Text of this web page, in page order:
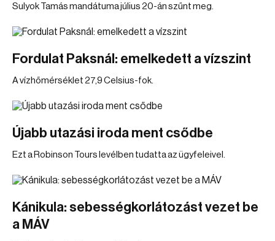
Sulyok Tamás mandátuma július 20-án szűnt meg.
Fordulat Paksnál: emelkedett a vízszint
A vízhőmérséklet 27,9 Celsius-fok.
Újabb utazási iroda ment csődbe
Ezt a Robinson Tours levélben tudatta az ügyfeleivel.
Kánikula: sebességkorlátozást vezet be
a MÁV